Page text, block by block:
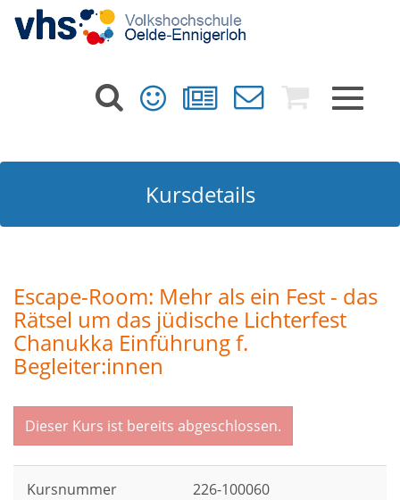
Toggle
Kursdetails
Escape-Room: Mehr als ein Fest - das
Rätsel um das jüdische Lichterfest
Chanukka Einführung f.
Begleiter:innen
Dieser Kurs ist bereits abgeschlossen.
Kursnummer 226-100060